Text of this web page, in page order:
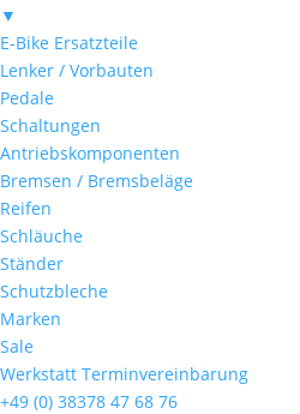
▼
E-Bike Ersatzteile
Lenker / Vorbauten
Pedale
Schaltungen
Antriebskomponenten
Bremsen / Bremsbeläge
Reifen
Schläuche
Ständer
Schutzbleche
Marken
Sale
Werkstatt Terminvereinbarung
+49 (0) 38378 47 68 76